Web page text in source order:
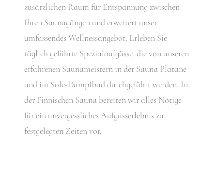
zusätzlichen Raum für Entspannung zwischen
Ihren Saunagängen und erweitert unser
umfassendes Wellnessangebot. Erleben Sie
täglich geführte Spezialaufgüsse, die von unseren
erfahrenen Saunameistern in der Sauna Platane
und im Sole-Dampfbad durchgeführt werden. In
der Finnischen Sauna bereiten wir alles Nötige
für ein unvergessliches Aufgusserlebnis zu
festgelegten Zeiten vor.